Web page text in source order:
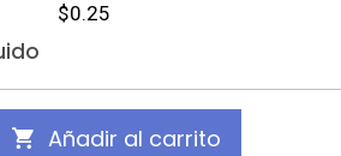
$0.25
Añadir al carrito